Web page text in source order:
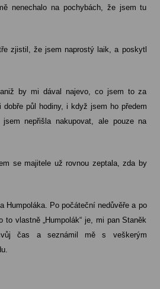
prázdnin
kousek za Humpolec. V Želivě ožije
2026
recitál Michala Novenka v Klášteře
nenechalo na pochybách, že jsem tu
zjistil, že jsem naprostý laik, a poskytl
by mi dával najevo, co jsem to za
dobře půl hodiny, i když jsem ho předem
nepřišla nakupovat, ale pouze na
se majitele už rovnou zeptala, zda by
Humpoláka. Po počáteční nedůvěře a po
to vlastně „Humpolák“ je, mi pan Staněk
čas a seznámil mě s veškerým